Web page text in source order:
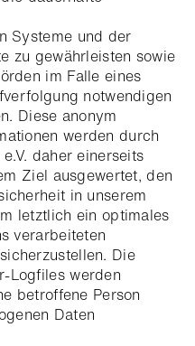
Systeme und der
zu gewährleisten sowie
im Falle eines
notwendigen
Diese anonym
werden durch
daher einerseits
Ziel ausgewertet, den
in unserem
letztlich ein optimales
verarbeiteten
Die
Logfiles werden
betroffene Person
Daten